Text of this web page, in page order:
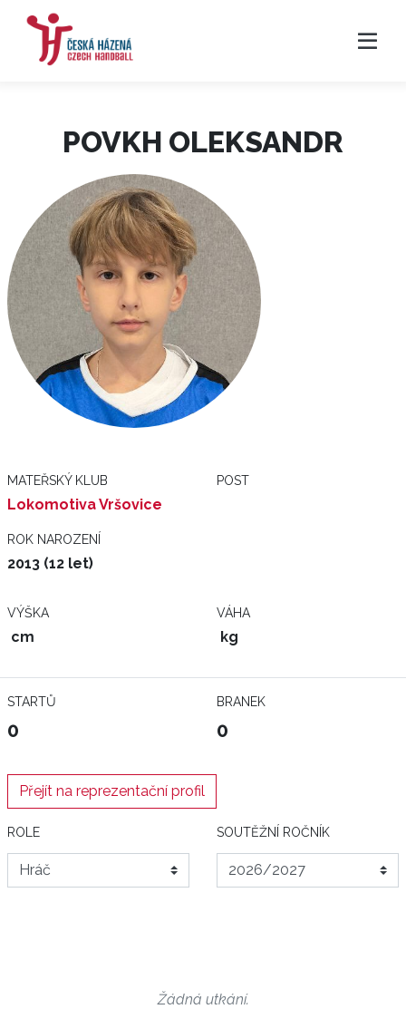
POVKH OLEKSANDR
MATEŘSKÝ KLUB
Lokomotiva Vršovice
POST
ROK NAROZENÍ
2013 (12 let)
VÝŠKA
cm
VÁHA
kg
STARTŮ
0
BRANEK
0
Přejít na reprezentační profil
ROLE SOUTĚŽNÍ ROČNÍK
Žádná utkání.